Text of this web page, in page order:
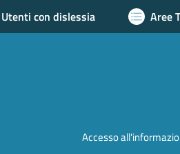
Utenti con dislessia Aree
Accesso